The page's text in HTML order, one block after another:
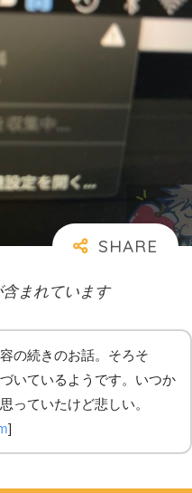
まれています
の続きのお話。そろそ
いているようです。いつか
っていたけど悲しい。
]